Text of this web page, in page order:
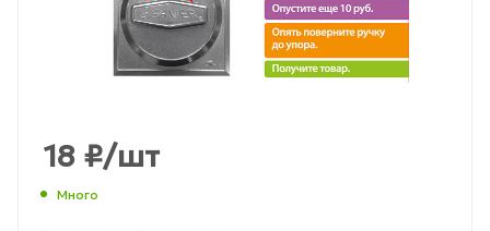
18 ₽/шт
Много